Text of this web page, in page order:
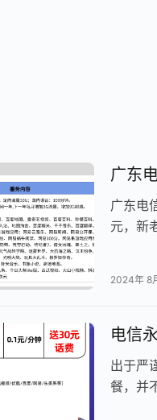
广东
广东电
元，新
2024年 8
电信
出于严
餐，并